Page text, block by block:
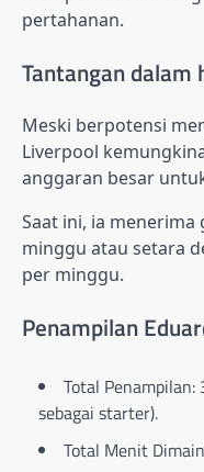
pertahanan.
Tantangan dalam
Meski berpotensi
Liverpool
anggaran besar
Saat ini, ia menerima
minggu atau setara
per minggu.
Penampilan
Total
sebagai starter).
Total Menit